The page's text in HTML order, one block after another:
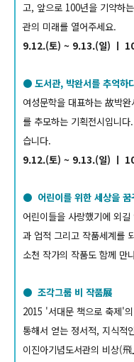
고, 앞으로 100년을 기약하
관의 미래를 열어주세요.
9.12.(토) ~ 9.13.(일) ㅣ
● 도서관, 박완서를 추억하
여성문학을 대표하는 故박
를 추모하는 기획전시입니
습니다.
9.12.(토) ~ 9.13.(일) ㅣ
● 어린이를 위한 세상을
어린이들을 사랑했기에 외
과 업적 그리고 작품세계를
소천 작가의 작품도 함께 만
● 조각그룹 비 작품展
2015 '서대문 책으로 축제'
통해서 얻는 정서적, 지식적
이진아기념도서관의 비상(